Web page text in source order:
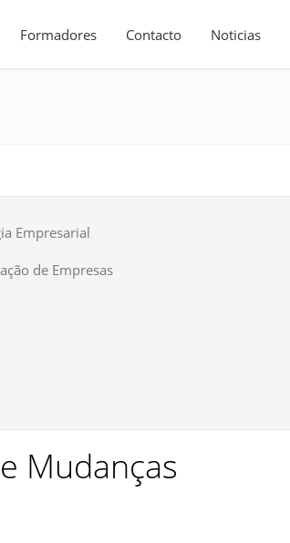
Formadores Contacto Noticias
Empresarial
de Empresas
Mudanças